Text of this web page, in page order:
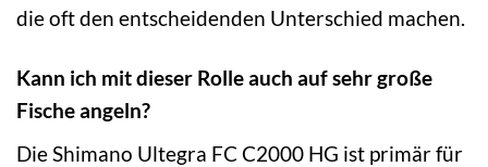
die oft den entscheidenden Unterschied machen.
Kann ich mit dieser Rolle auch auf sehr große
Fische angeln?
Die Shimano Ultegra FC C2000 HG ist primär für